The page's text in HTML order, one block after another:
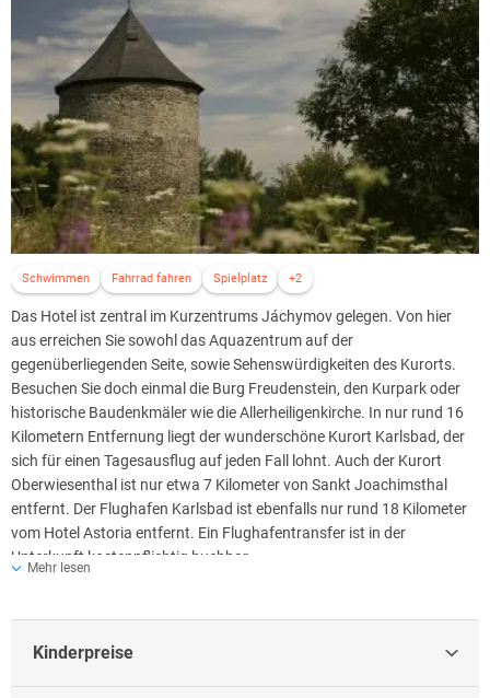
Harmonische Beige- und Pastelltöne sorgen für ein angenehmes
Ambiente und lassen Sie Ihren verdienten Urlaub genießen.
Appartements
Neu im Astoria sind auch acht schöne geräumige (42 m²) Zweibett-
Appartements mit Zustellbett-Option für zwei weitere Personen
entstanden. Die Suite verfügt über eine voll ausgestattete Küche mit
Kühlschrank, Herd und Wasserkocher.
Schwimmen Fahrrad fahren Spielplatz +2
Das Hotel ist zentral im Kurzentrums Jáchymov gelegen. Von hier
aus erreichen Sie sowohl das Aquazentrum auf der
gegenüberliegenden Seite, sowie Sehenswürdigkeiten des Kurorts.
Besuchen Sie doch einmal die Burg Freudenstein, den Kurpark oder
historische Baudenkmäler wie die Allerheiligenkirche. In nur rund 16
Kilometern Entfernung liegt der wunderschöne Kurort Karlsbad, der
sich für einen Tagesausflug auf jeden Fall lohnt. Auch der Kurort
Oberwiesenthal ist nur etwa 7 Kilometer von Sankt Joachimsthal
entfernt. Der Flughafen Karlsbad ist ebenfalls nur rund 18 Kilometer
vom Hotel Astoria entfernt. Ein Flughafentransfer ist in der
Unterkunft kostenpflichtig buchbar.
Mehr lesen
Kinderpreise